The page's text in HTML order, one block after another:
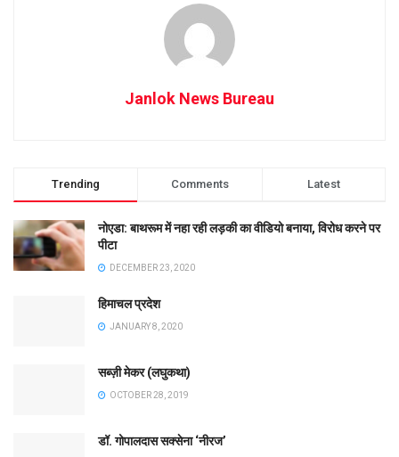
Janlok News Bureau
Trending Comments Latest
नोएडा: बाथरूम में नहा रही लड़की का वीडियो बनाया, विरोध करने पर
पीटा
DECEMBER 23, 2020
हिमाचल प्रदेश
JANUARY 8, 2020
सब्ज़ी मेकर (लघुकथा)
OCTOBER 28, 2019
डॉ. गोपालदास सक्सेना ‘नीरज’